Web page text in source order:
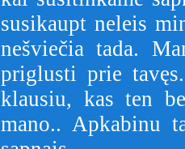
susikaupt neleis
nešviečia tada.
priglusti prie
klausiu, kas ten
mano.. Apkabinu